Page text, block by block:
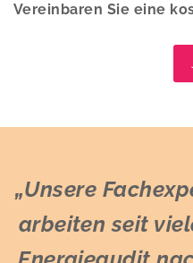
Vereinbaren Sie eine
„Unsere
arbeiten seit